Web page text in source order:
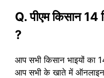
Q. पीएम किसान
?
आप सभी किसान भाइयों का
आप सभी के खाते में ऑनलाइन